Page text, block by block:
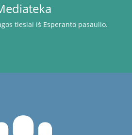
tiesiai iš Esperanto pasaulio.